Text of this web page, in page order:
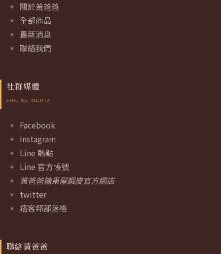
關於黃爸爸
全部商品
最新消息
聯絡我們
社群媒體
Facebook
Instagram
Line 熱點
Line 官方帳號
黃爸爸糖果屋蝦皮官方網店
twitter
痞客邦部落格
聯絡黃爸爸